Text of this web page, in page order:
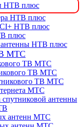
НТВ плюс
НТВ плюс
CI+ НТВ плюс
плюс
антенны НТВ плюс
МТС
ТВ МТС
ТВ МТС
ТВ МТС
МТС
спутниковой антенны
антенн МТС